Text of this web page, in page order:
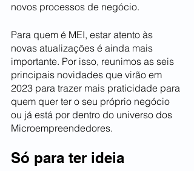
novos processos de negócio.
Para quem é MEI, estar atento às
novas atualizações é ainda mais
importante. Por isso, reunimos as seis
principais novidades que virão em
2023 para trazer mais praticidade para
quem quer ter o seu próprio negócio
ou já está por dentro do universo dos
Microempreendedores.
Só para ter ideia